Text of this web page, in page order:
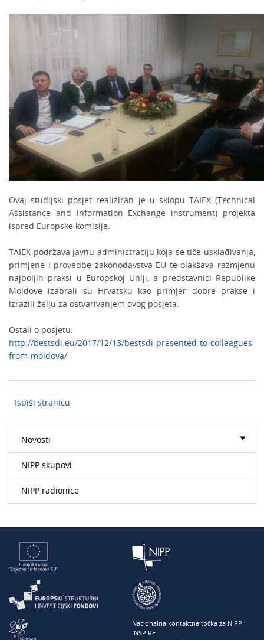
Ovaj studijski posjet realiziran je u sklopu TAIEX (Technical
Assistance and Information Exchange instrument) projekta
ispred Europske komisije.
TAIEX podržava javnu administraciju koja se tiče usklađivanja,
primjene i provedbe zakonodavstva EU te olakšava razmjenu
najboljih praksi u Europskoj Uniji, a predstavnici Republike
Moldove izabrali su Hrvatsku kao primjer dobre prakse i
izrazili želju za ostvarivanjem ovog posjeta.
Ostali o posjetu:
http://bestsdi.eu/2017/12/13/bestsdi-presented-to-colleagues-
from-moldova/
Ispiši stranicu
Novosti
NIPP skupovi
NIPP radionice
Nacionalna kontaktna točka za NIPP i
INSPIRE